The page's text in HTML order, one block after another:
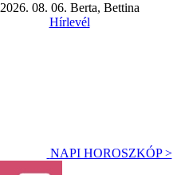
2026. 08. 06. Berta, Bettina
Hírlevél
NAPI HOROSZKÓP >